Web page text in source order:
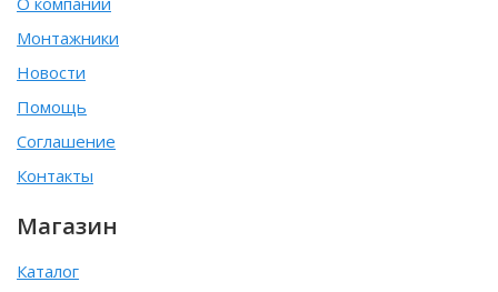
Монтажники
Новости
Помощь
Соглашение
Контакты
Магазин
Каталог